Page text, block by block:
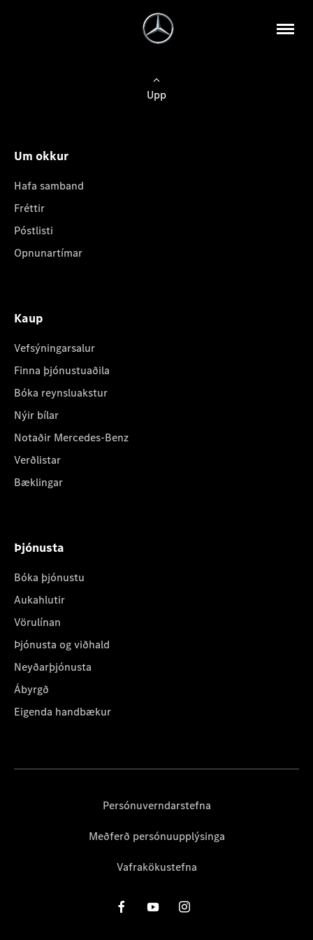
Upp
Um okkur
Hafa samband
Fréttir
Póstlisti
Opnunartímar
Kaup
Vefsýningarsalur
Finna þjónustuaðila
Bóka reynsluakstur
Nýir bílar
Notaðir Mercedes-Benz
Verðlistar
Bæklingar
Þjónusta
Bóka þjónustu
Aukahlutir
Vörulínan
Þjónusta og viðhald
Neyðarþjónusta
Ábyrgð
Eigenda handbækur
Persónuverndarstefna
Meðferð persónuupplýsinga
Vafrakökustefna